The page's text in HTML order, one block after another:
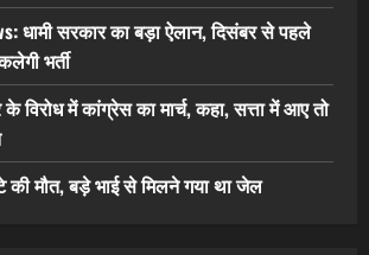
धामी सरकार का बड़ा ऐलान, दिसंबर से पहले
भर्ती
के विरोध में कांग्रेस का मार्च, कहा, सत्ता में आए तो
मौत, बड़े भाई से मिलने गया था जेल